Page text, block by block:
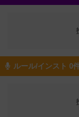
ルール/インスト 0